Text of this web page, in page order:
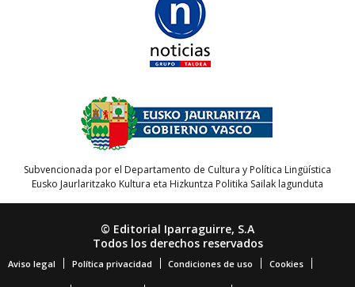
Subvencionada por el Departamento de Cultura y Política Lingüística
Eusko Jaurlaritzako Kultura eta Hizkuntza Politika Sailak lagunduta
© Editorial Iparraguirre, S.A
Todos los derechos reservados
Aviso legal Política privacidad Condiciones de uso Cookies